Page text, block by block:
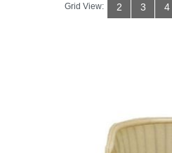
Grid View: 2 3 4